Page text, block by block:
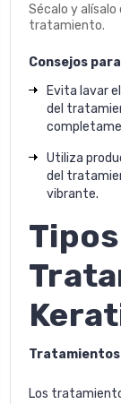
Sécalo y alísalo
tratamiento.
Consejos
Evita lavar
del
Utiliza
del
vibrante.
Los